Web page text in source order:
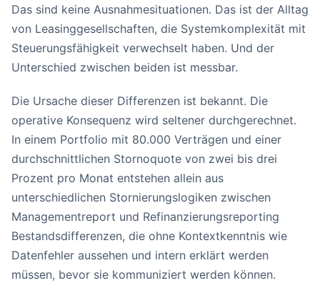
Das sind keine Ausnahmesituationen. Das ist der Alltag
von Leasinggesellschaften, die Systemkomplexität mit
Steuerungsfähigkeit verwechselt haben. Und der
Unterschied zwischen beiden ist messbar.
Die Ursache dieser Differenzen ist bekannt. Die
operative Konsequenz wird seltener durchgerechnet.
In einem Portfolio mit 80.000 Verträgen und einer
durchschnittlichen Stornoquote von zwei bis drei
Prozent pro Monat entstehen allein aus
unterschiedlichen Stornierungslogiken zwischen
Managementreport und Refinanzierungsreporting
Bestandsdifferenzen, die ohne Kontextkenntnis wie
Datenfehler aussehen und intern erklärt werden
müssen, bevor sie kommuniziert werden können.